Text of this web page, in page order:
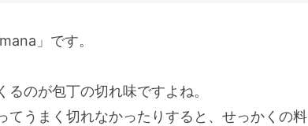
」です。
のが包丁の切れ味ですよね。
てうまく切れなかったりすると、せっかくの料